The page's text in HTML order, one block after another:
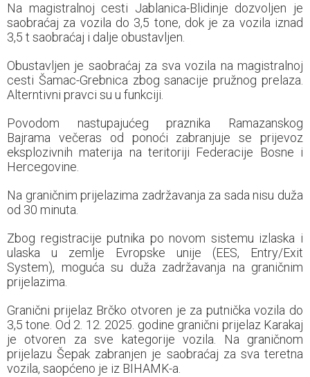
Na magistralnoj cesti Jablanica-Blidinje dozvoljen je
saobraćaj za vozila do 3,5 tone, dok je za vozila iznad
3,5 t saobraćaj i dalje obustavljen.
Obustavljen je saobraćaj za sva vozila na magistralnoj
cesti Šamac-Grebnica zbog sanacije pružnog prelaza.
Alterntivni pravci su u funkciji.
Povodom nastupajućeg praznika Ramazanskog
Bajrama večeras od ponoći zabranjuje se prijevoz
eksplozivnih materija na teritoriji Federacije Bosne i
Hercegovine.
Na graničnim prijelazima zadržavanja za sada nisu duža
od 30 minuta.
Zbog registracije putnika po novom sistemu izlaska i
ulaska u zemlje Evropske unije (EES, Entry/Exit
System), moguća su duža zadržavanja na graničnim
prijelazima.
Granični prijelaz Brčko otvoren je za putnička vozila do
3,5 tone. Od 2. 12. 2025. godine granični prijelaz Karakaj
je otvoren za sve kategorije vozila. Na graničnom
prijelazu Šepak zabranjen je saobraćaj za sva teretna
vozila, saopćeno je iz BIHAMK-a.